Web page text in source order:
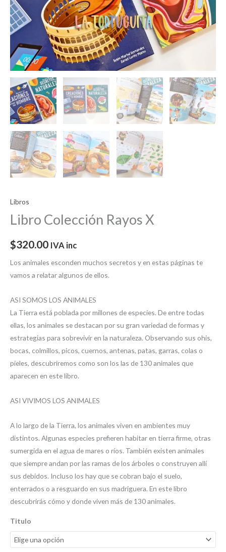
Libros
Libro Colección Rayos X
$320.00 IVA inc
Los animales esconden muchos secretos y en estas páginas te
vamos a relatar algunos de ellos.
ASI SOMOS LOS ANIMALES
La Tierra está poblada por millones de especies. De entre todas
ellas, los animales se destacan por su gran variedad de formas y
estrategias para sobrevivir en la naturaleza. Observando sus ohis,
bocas, colmillos, picos, cuernos, antenas, patas, garras, colas o
pieles, descubriremos como son los las de 130 animales que
aparecen en este libro.
ASI VIVIMOS LOS ANIMALES
A lo largo de la Tierra, los animales viven en ambientes muy
distintos. Algunas especies prefieren habitar en tierra firme, otras
sumergida en el agua de mares o ríos. También existen animales
que siempre andan por las ramas de los árboles o construyen allí
sus debidos. Incluso los hay que se cobran bajo el suelo,
enterrados o a resguardo en sus madriguera. En este libro
descubrirás cómo y donde viven más de 130 animales.
Titulo